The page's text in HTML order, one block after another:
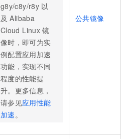
g8y/c8y/r8y 以
及 Alibaba
Cloud Linux 镜
像时，即可为实
例配置应用加速
功能，实现不同
程度的性能提
升。更多信息，
请参见应用性能
加速。
公共镜像